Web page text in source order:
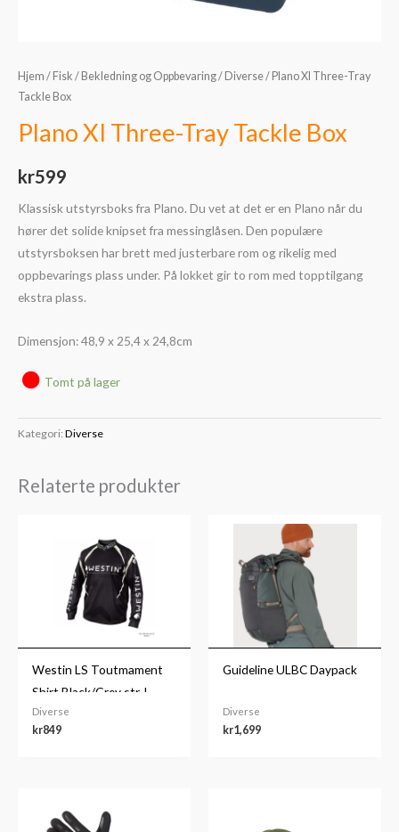
Hjem / Fisk / Bekledning og Oppbevaring/ Diverse/ Plano XI Three-Tray
Tackle Box
Plano XI Three-Tray Tackle Box
kr599
Klassisk utstyrsboks fra Plano. Du vet at det er en Plano når du
hører det solide knipset fra messinglåsen. Den populære
utstyrsboksen har brett med justerbare rom og rikelig med
oppbevarings plass under. På lokket gir to rom med topptilgang
ekstra plass.
Dimensjon: 48,9 x 25,4 x 24,8cm
Tomt på lager
Kategori: Diverse
Relaterte produkter
Westin LS Toutmament
Shirt Black/Grey str. L
Diverse
kr849
Guideline ULBC Daypack
Diverse
kr1,699